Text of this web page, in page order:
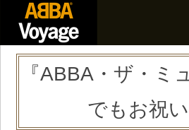
『ABBA・ザ・ミ
でもお祝い